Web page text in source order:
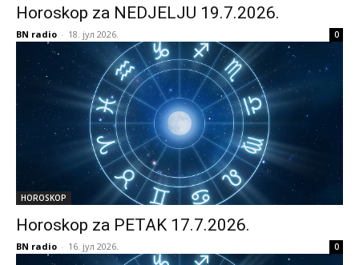
Horoskop za NEDJELJU 19.7.2026.
BN radio - 18. јул 2026. 0
HOROSKOP
Horoskop za PETAK 17.7.2026.
BN radio - 16. јул 2026. 0